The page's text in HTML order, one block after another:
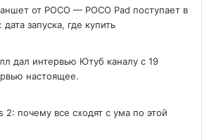
от POCO — POCO Pad поступает в
запуска, где купить
дал интервью Ютуб каналу с 19
настоящее.
2: почему все сходят с ума по этой